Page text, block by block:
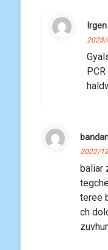
Irgen
2022/
baliar
teree
ch